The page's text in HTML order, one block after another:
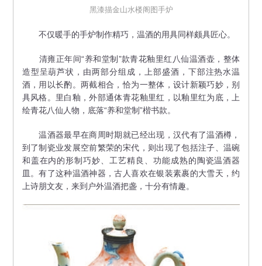
黑漆描金山水楼阁图手炉
不仅暖手的手炉制作精巧，温酒的用具同样颇具匠心。
清雍正年间“养和堂制”款青花釉里红八仙温酒壶，整体
造型呈葫芦状，由两部分组成，上部盛酒，下部注热水温
酒，用以长酌。两截相合，恰为一整体，设计新颖巧妙，别
具风格。里白釉，外部通体青花釉里红，以釉里红为底，上
绘青花八仙人物，底落“养和堂制”楷书款。
温酒器最早在商周时期就已经出现，汉代有了温酒樽，
到了制瓷业发展空前繁荣的宋代，则出现了包括注子、温碗
和盖在内的形制巧妙、工艺精良、功能成熟的陶瓷温酒器
皿。有了这种温酒神器，古人喜欢在银装素裹的大雪天，约
上诗朋文友，来到户外温酒把盏，十分有情趣。